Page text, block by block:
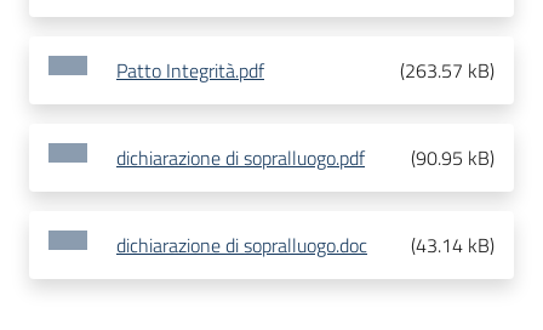
Patto Integrità.pdf (263.57 kB)
dichiarazione di sopralluogo.pdf (90.95 kB)
dichiarazione di sopralluogo.doc (43.14 kB)